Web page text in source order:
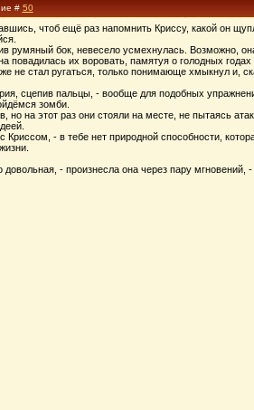
# 50
чтоб ещё раз напомнить Криссу, какой он
румяный бок, невесело усмехнулась. Возможно,
повадилась их воровать, памятуя о голодных
не стал ругаться, только понимающе хмыкнул и,
сцепив пальцы, - вообще для подобных
зомби.
но на этот раз они стояли на месте, не пытаясь
Криссом, - в тебе нет природной способности,
- произнесла она через пару мгновений,